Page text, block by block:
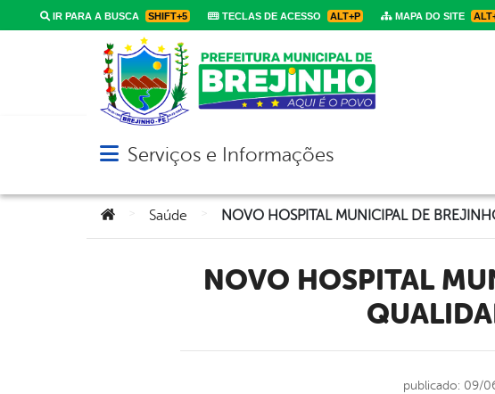
IR PARA A BUSCA SHIFT+5 TECLAS DE ACESSO ALT+P MAPA DO SITE
Abrir menu principal de navegação
Serviços e Informações
Você está aqui:
Saúde
NOVO HOSPITAL MUNICIPAL DE BREJINHO: MAIS SAÚDE E
publicado: 09/